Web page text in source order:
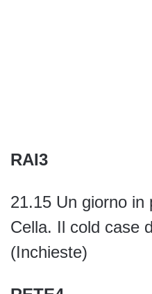
RAI3
21.15 Un giorno in
Cella. Il cold case
(Inchieste)